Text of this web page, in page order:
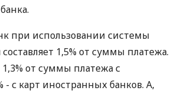
при использовании системы
1,5% от суммы платежа.
от суммы платежа с
- с карт иностранных банков. А,